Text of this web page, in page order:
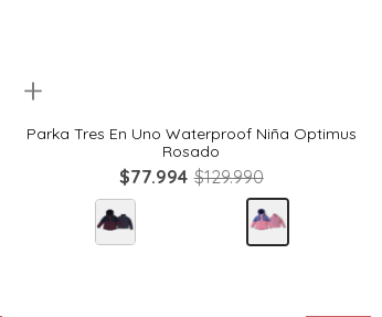
Quickview
Parka Tres En Uno Waterproof Niña Optimus
Rosado
$77.994 $129.990